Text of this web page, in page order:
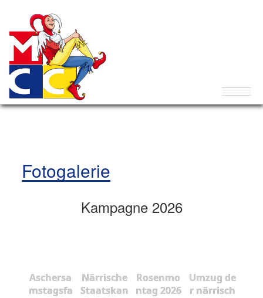
Fotogalerie
Kampagne 2026
Aschersa
mstagsfa
Närrische
Staatskan
Rosenmo
ntag 2026
Umzug de
r närrisch